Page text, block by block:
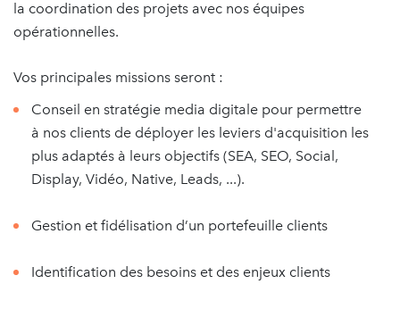
la coordination des projets avec nos équipes
opérationnelles.
Vos principales missions seront :
Conseil en stratégie media digitale pour permettre
à nos clients de déployer les leviers d'acquisition les
plus adaptés à leurs objectifs (SEA, SEO, Social,
Display, Vidéo, Native, Leads, ...).
Gestion et fidélisation d’un portefeuille clients
Identification des besoins et des enjeux clients